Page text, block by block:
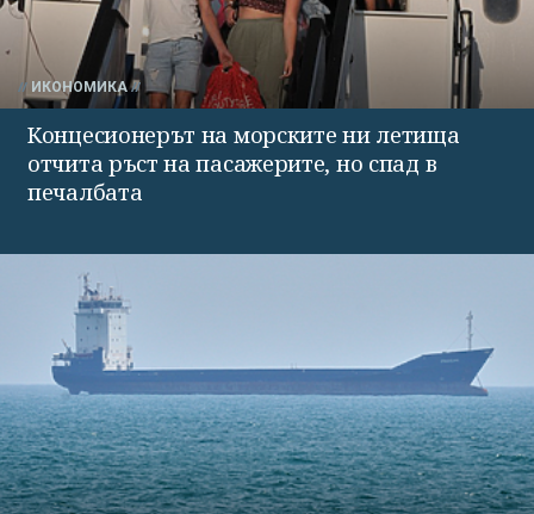
ИКОНОМИКА
Концесионерът на морските ни летища
отчита ръст на пасажерите, но спад в
печалбата